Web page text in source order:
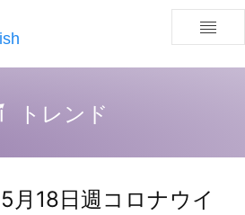
トレンド
月18日週コロナウイ